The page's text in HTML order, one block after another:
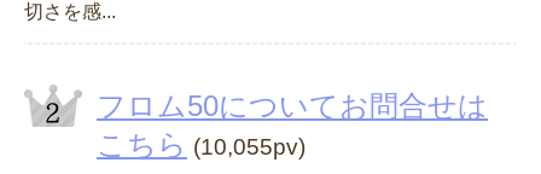
切さを感...
フロム50についてお問合せは
こちら (10,055pv)